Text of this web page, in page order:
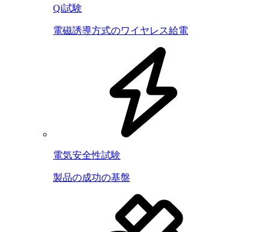
Qi試験
電磁誘導方式のワイヤレス給電
電気安全性試験
製品の成功の基盤